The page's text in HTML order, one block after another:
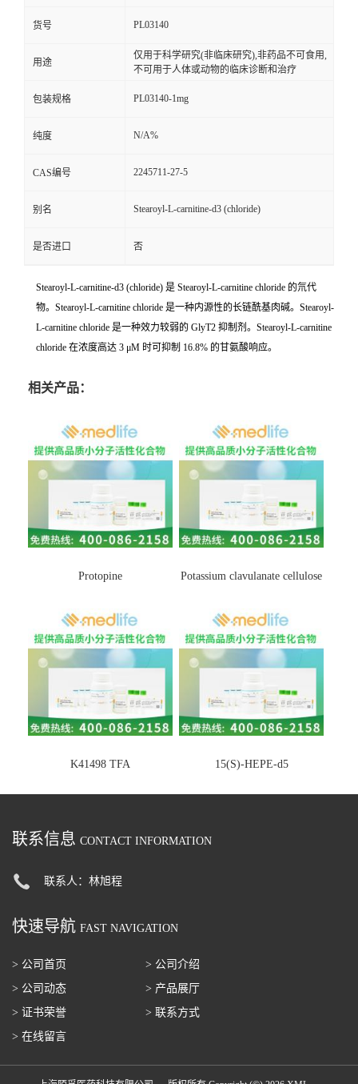
货号 PL03140
用途
仅用于科学研究(非临床研究),非药品不可食用,
不可用于人体或动物的临床诊断和治疗
包装规格 PL03140-1mg
纯度 N/A%
CAS编号 2245711-27-5
别名 Stearoyl-L-carnitine-d3 (chloride)
是否进口 否
Stearoyl-L-carnitine-d3 (chloride) 是 Stearoyl-L-carnitine chloride 的氘代
物。Stearoyl-L-carnitine chloride 是一种内源性的长链酰基肉碱。Stearoyl-
L-carnitine chloride 是一种效力较弱的 GlyT2 抑制剂。Stearoyl-L-carnitine
chloride 在浓度高达 3 μM 时可抑制 16.8% 的甘氨酸响应。
相关产品：
Protopine Potassium clavulanate cellulose
K41498 TFA 15(S)-HEPE-d5
联系信息 CONTACT INFORMATION
联系人：林旭程
快速导航 FAST NAVIGATION
> 公司首页
> 公司介绍
> 公司动态
> 产品展厅
> 证书荣誉
> 联系方式
> 在线留言